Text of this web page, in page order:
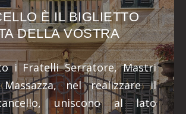
È IL BIGLIETTO
DELLA VOSTRA
i Fratelli Serratore, Mastri
nel realizzare il
uniscono al lato